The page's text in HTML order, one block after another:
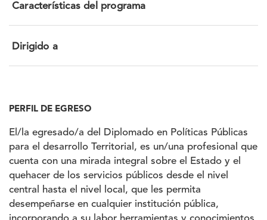
Características del programa
Dirigido a
PERFIL DE EGRESO
El/la egresado/a del Diplomado en Políticas Públicas
para el desarrollo Territorial, es un/una profesional que
cuenta con una mirada integral sobre el Estado y el
quehacer de los servicios públicos desde el nivel
central hasta el nivel local, que les permita
desempeñarse en cualquier institución pública,